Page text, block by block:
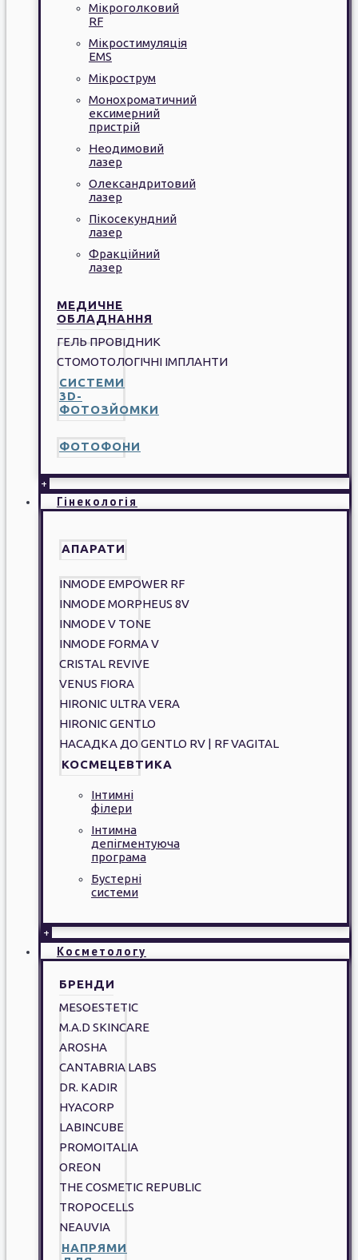
Мікроголковий
RF
Мікростимуляція
EMS
Мікрострум
Монохроматичний
ексимерний
пристрій
Неодимовий
лазер
Олександритовий
лазер
Пікосекундний
лазер
Фракційний
лазер
МЕДИЧНЕ
ОБЛАДНАННЯ
ГЕЛЬ ПРОВІДНИК
СТОМОТОЛОГІЧНІ ІМПЛАНТИ
СИСТЕМИ
3D-
ФОТОЗЙОМКИ
ФОТОФОНИ
+
Гінекологія
АПАРАТИ
INMODE EMPOWER RF
INMODE MORPHEUS 8V
INMODE V TONE
INMODE FORMA V
CRISTAL REVIVE
VENUS FIORA
HIRONIC ULTRA VERA
HIRONIC GENTLO
НАСАДКА ДО GENTLO RV | RF VAGITAL
КОСМЕЦЕВТИКА
Інтимні
філери
Інтимна
депігментуюча
програма
Бустерні
системи
+
Косметологу
БРЕНДИ
MESOESTETIC
M.A.D SKINCARE
AROSHA
CANTABRIA LABS
DR. KADIR
HYACORP
LABINCUBE
PROMOITALIA
OREON
THE COSMETIC REPUBLIC
TROPOCELLS
NEAUVIA
НАПРЯМИ